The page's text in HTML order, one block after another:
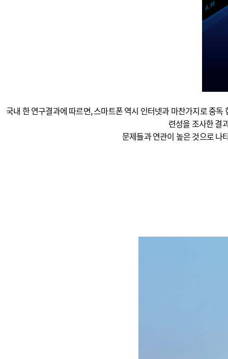
국내 한 연구결과에 따르면, 스마트폰 역시 인터넷과 마찬가지로 중
련성을 조사한 결
문제들과 연관이 높은 것으로 나